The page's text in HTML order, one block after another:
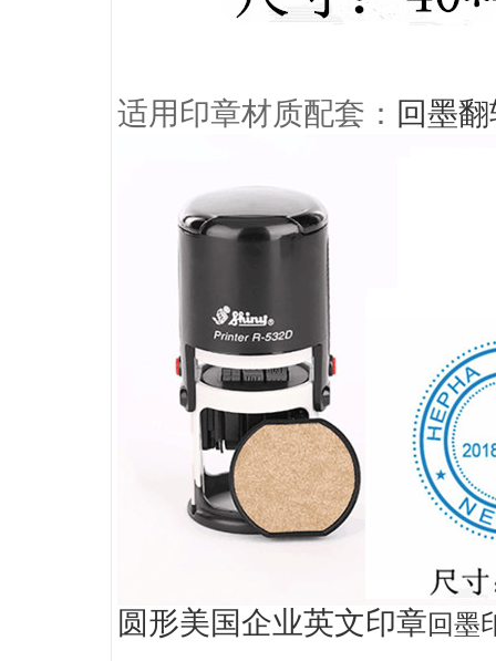
适用印章材质配套： 回墨
圆形美国企业英文印章回墨